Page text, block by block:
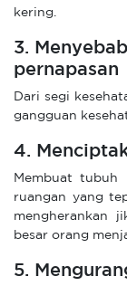
kering.
3.
pernapasan
Dari segi
gangguan
4.
Membuat tubuh
ruangan yang
mengherankan
besar orang
5.